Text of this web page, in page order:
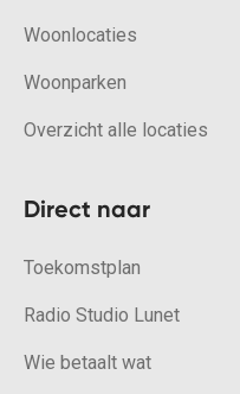
Woonlocaties
Woonparken
Overzicht alle locaties
Direct naar
Toekomstplan
Radio Studio Lunet
Wie betaalt wat